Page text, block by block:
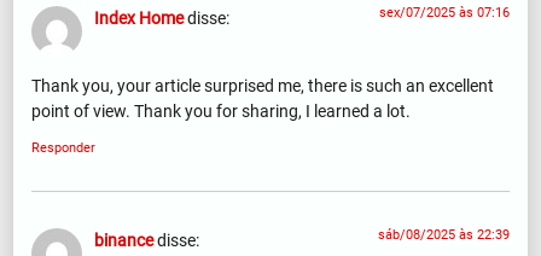
Index Homedisse: sex/07/2025 às 07:16
Thank you, your article surprised me, there is such an excellent
point of view. Thank you for sharing, I learned a lot.
Responder
binancedisse: sáb/08/2025 às 22:39